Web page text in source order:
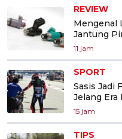
REVIEW
Mengenal
Jantung
11 jam
SPORT
Sasis Jadi
Jelang
15 jam
TIPS